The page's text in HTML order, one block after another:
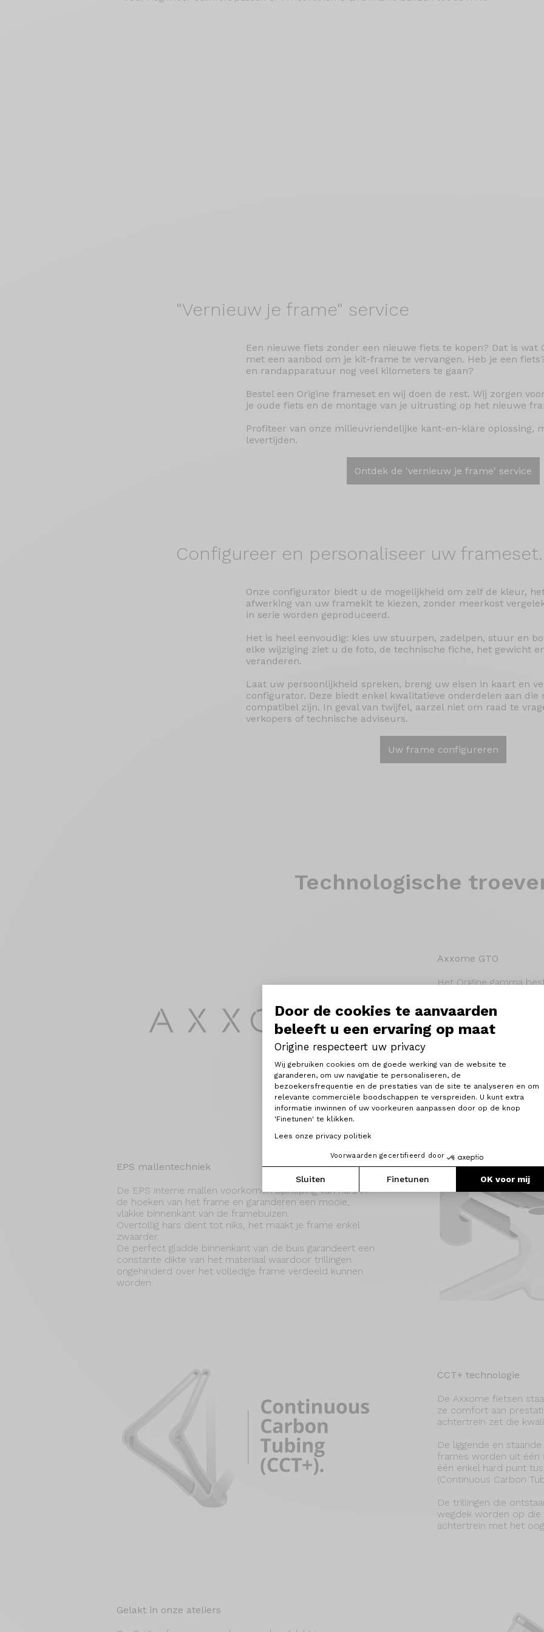
Door de cookies te aanvaarden
beleeft u een ervaring op maat
Origine respecteert uw privacy
Toestemmingsbeheerplatform:
Wij gebruiken cookies om de goede werking van de website te
garanderen, om uw navigatie te personaliseren, de
bezoekersfrequentie en de prestaties van de site te analyseren en om
relevante commerciële boodschappen te verspreiden. U kunt extra
informatie inwinnen of uw voorkeuren aanpassen door op de knop
'Finetunen' te klikken.
Lees onze privacy politiek
Voorwaarden gecertifieerd door
Sluiten Finetunen OK voor mij
Axeptio consent
"Vernieuw je frame" service
Een nieuwe fiets zonder een nieuwe fiets te kopen? Dat is wat
met een aanbod om je kit-frame te vervangen. Heb je een
en randapparatuur nog veel kilometers te gaan?
Bestel een Origine frameset en wij doen de rest. Wij zorgen
je oude fiets en de montage van je uitrusting op het nieuwe
Profiteer van onze milieuvriendelijke kant-en-klare oplossing,
levertijden.
Ontdek de 'vernieuw je frame' service
Configureer en personaliseer uw frameset.
Onze configurator biedt u de mogelijkheid om zelf de kleur,
afwerking van uw framekit te kiezen, zonder meerkost
in serie worden geproduceerd.
Het is heel eenvoudig: kies uw stuurpen, zadelpen, stuur en
elke wijziging ziet u de foto, de technische fiche, het gewicht
veranderen.
Laat uw persoonlijkheid spreken, breng uw eisen in kaart en
configurator. Deze biedt enkel kwalitatieve onderdelen aan die
compatibel zijn. In geval van twijfel, aarzel niet om raad te
verkopers of technische adviseurs.
Uw frame configureren
Technologische
Axxome GTO
Het Origine gamma
waaruit je het kader
Met dat frame als
carbon layup van de
explosiviteit terwijl de
fietsers die lange
op zoek zijn naar een
diverse terreinen
EPS mallentechniek
De EPS interne mallen voorkomen ophoping van hars in
de hoeken van het frame en garanderen een mooie,
vlakke binnenkant van de framebuizen.
Overtollig hars dient tot niks, het maakt je frame enkel
zwaarder.
De perfect gladde binnenkant van de buis garandeert een
constante dikte van het materiaal waardoor trillingen
ongehinderd over het volledige frame verdeeld kunnen
worden.
CCT+ technologie
De Axxome fietsen
ze comfort aan
achtertrein zet die
De liggende en
frames worden uit één
één enkel hard punt
(Continuous Carbon
De trillingen die
wegdek worden op
achtertrein met het
Gelakt in onze ateliers